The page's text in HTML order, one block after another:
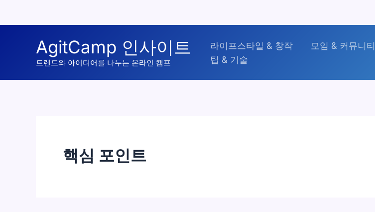
AgitCamp 인사이트
트렌드와 아이디어를 나누는 온라인 캠프
라이프스타일 & 창작 모임 & 커뮤니티
팁 & 기술
핵심 포인트